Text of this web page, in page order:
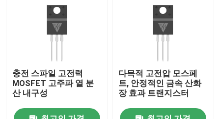
충전 스파일 고전력
MOSFET 고주파 열 분
산 내구성
다목적 고전압 모스페
트, 안정적인 금속 산화
장 효과 트랜지스터